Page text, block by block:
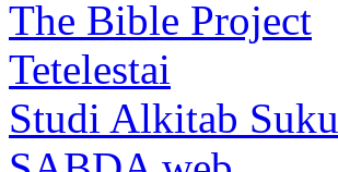
The Bible Project
Tetelestai
Studi Alkitab Suku